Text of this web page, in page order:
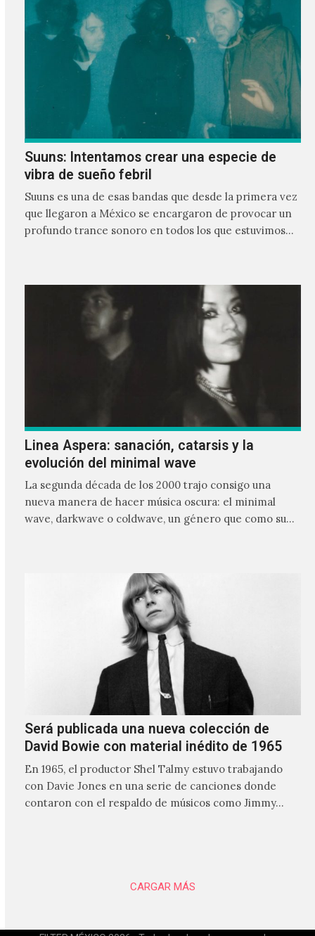
Suuns: Intentamos crear una especie de
vibra de sueño febril
Suuns es una de esas bandas que desde la primera vez
que llegaron a México se encargaron de provocar un
profundo trance sonoro en todos los que estuvimos
Linea Aspera: sanación, catarsis y la
evolución del minimal wave
La segunda década de los 2000 trajo consigo una
nueva manera de hacer música oscura: el minimal
wave, darkwave o coldwave, un género que como su
Será publicada una nueva colección de
David Bowie con material inédito de 1965
En 1965, el productor Shel Talmy estuvo trabajando
con Davie Jones en una serie de canciones donde
contaron con el respaldo de músicos como Jimmy…
CARGAR MÁS